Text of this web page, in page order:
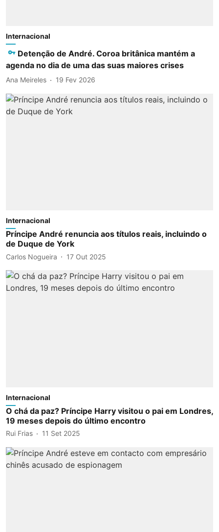
Internacional
Detenção de André. Coroa britânica mantém a
agenda no dia de uma das suas maiores crises
Ana Meireles 19 Fev 2026
Internacional
Príncipe André renuncia aos títulos reais, incluindo o
de Duque de York
Carlos Nogueira 17 Out 2025
Internacional
O chá da paz? Príncipe Harry visitou o pai em Londres,
19 meses depois do último encontro
Rui Frias 11 Set 2025